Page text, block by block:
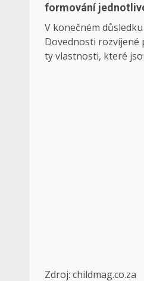
formování
V konečném
Dovednosti rozvíjené
ty vlastnosti, které
Zdroj: childmag.co.za